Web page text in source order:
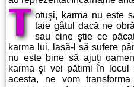
T otuşi, karma nu este
taie gâtul dacă ne
sau cine ştie ce
karma lui, lasă-l să sufere
nu este bine să ajuţi
karma şi vei pătimi în locul
acesta, ne vom